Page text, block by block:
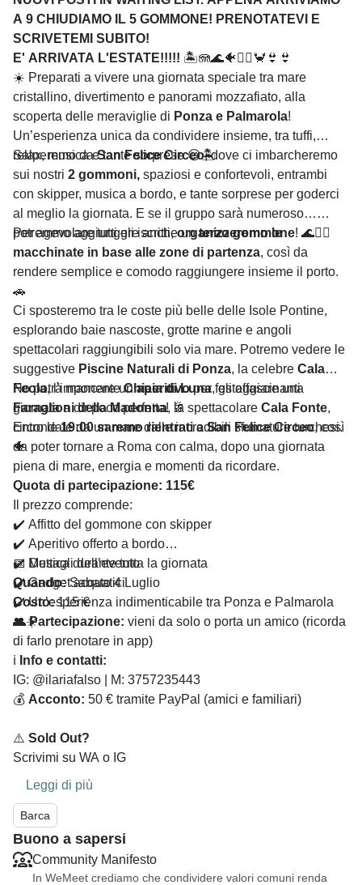
A 9 CHIUDIAMO IL 5 GOMMONE! PRENOTATEVI E
SCRIVETEMI SUBITO!
E' ARRIVATA L'ESTATE!!!!! 🏝️🪼🌊🐠🏄‍♀️🦀👙👙
☀️ Preparati a vivere una giornata speciale tra mare
cristallino, divertimento e panorami mozzafiato, alla
scoperta delle meraviglie di Ponza e Palmarola!
Un’esperienza unica da condividere insieme, tra tuffi,
relax, musica e tante sorprese 😃🏝️
Salperemo daSan Felice Circeo, dove ci imbarcheremo
sui nostri 2 gommoni, spaziosi e confortevoli, entrambi
con skipper, musica a bordo, e tante sorprese per goderci
al meglio la giornata. E se il gruppo sarà numeroso…
potremmo aggiungere anche unterzo gommone! 🌊🏄‍♀️
Per agevolare tutti gli iscritti,organizzeremo le
macchinate in base alle zone di partenza, così da
rendere semplice e comodo raggiungere insieme il porto.
🚗
Ci sposteremo tra le coste più belle delle Isole Pontine,
esplorando baie nascoste, grotte marine e angoli
spettacolari raggiungibili solo via mare. Potremo vedere le
suggestive Piscine Naturali di Ponza, la celebre Cala
Feola, l’imponenteChiaia di Luna, gli affascinanti
Faraglioni della Madonna, la spettacolare Cala Fonte,
circondate da un mare dalle incredibili sfumature turchesi.
🐠
No potrà mancare unaperitivoper festeggiare una
giornata a dir poco perfetta! 🥂
Entro le19:00 saremo rientrati a San Felice Circeo, così
da poter tornare a Roma con calma, dopo una giornata
piena di mare, energia e momenti da ricordare.
Quota di partecipazione: 115€
Il prezzo comprende:
✔️ Affitto del gommone con skipper
✔️ Aperitivo offerto a bordo
✔️ Musica durante tutta la giornata
✔️ Gadget acquatici
✔️ Un’esperienza indimenticabile tra Ponza e Palmarola
🌊☀️
📅 Dettagli dell’evento
Quando:Sabato 4 Luglio
Costo:115 €
👥Partecipazione: vieni da solo o porta un amico (ricorda
di farlo prenotare in app)
ℹ Info e contatti:
IG: @ilariafalso | M: 3757235443
💰 Acconto: 50 € tramite PayPal (amici e familiari)
⚠️ Sold Out?
Scrivimi su WA o IG
Leggi di più
Barca
Buono a sapersi
Community Manifesto
In WeMeet crediamo che condividere valori comuni renda